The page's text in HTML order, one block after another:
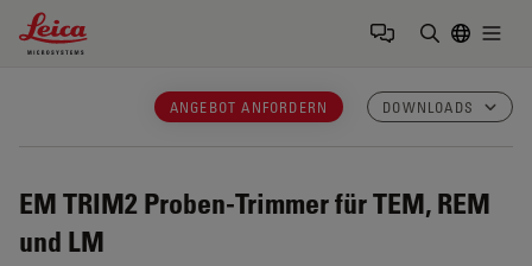
Leica Microsystems Logo
ANGEBOT ANFORDERN DOWNLOADS
EM TRIM2 Proben-Trimmer für TEM, REM
und LM